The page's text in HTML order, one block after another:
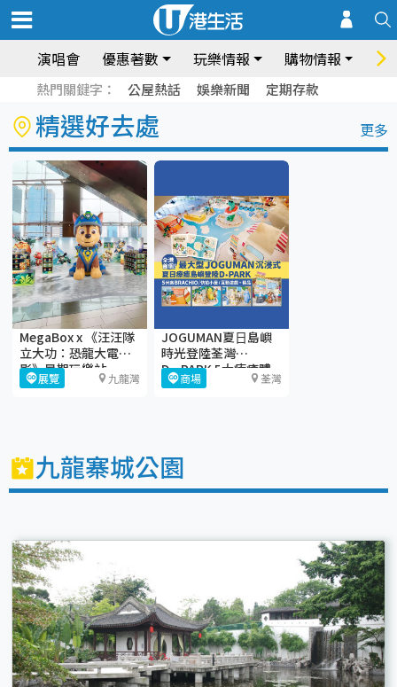
演唱會 優惠著數 玩樂情報 購物情報 飲
熱門關鍵字： 公屋熱話 娛樂新聞 定期存款
精選好去處 更多
MegaBox x 《汪汪隊
立大功：恐龍大電
影》暑期玩樂站
展覽 九龍灣
JOGUMAN夏⽇島嶼
時光登陸荃灣
D·PARK 5大療癒體
驗區+期間限定店
商場 荃灣
九龍寨城公園